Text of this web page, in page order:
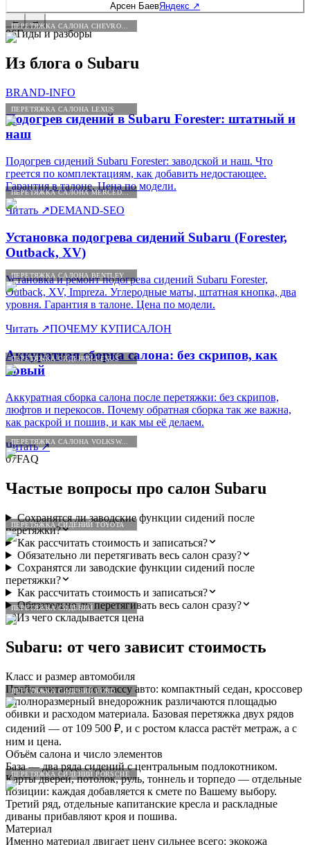
ПЕРЕТЯЖКА САЛОНА LEXUS
ПЕРЕТЯЖКА САЛОНА MERCEDES-BENZ
ПЕРЕТЯЖКА САЛОНА BENTLEY
ПЕРЕТЯЖКА СИДЕНИЙ LEXUS
ПЕРЕТЯЖКА САЛОНА VOLKSWAGEN
ПЕРЕТЯЖКА СИДЕНИЙ TOYOTA
ПЕРЕТЯЖКА СИДЕНИЙ
ПЕРЕТЯЖКА СИДЕНИЙ FORD
ПЕРЕТЯЖКА СИДЕНИЙ PORSCHE
хочу сказать мастеру установщику Александру и директору
компании Алексею за их профессионализм мне очень все
понравилось и буду рекомендовать всем своим знакомым кто
хочет доработать свой салон добавить каких-нибудь полезных
Арсен БаевЯндекс ↗
←
→
06Гиды и разборы
Из блога о Subaru
BRAND-INFO
Подогрев сидений в Subaru Forester: штатный и
наш
Подогрев сидений Subaru Forester: заводской и наш. Что
греется по комплектациям, как добавить недостающее.
Гарантия в талоне. Цена по модели.
Читать ↗DEMAND-SEO
Установка подогрева сидений Subaru (Forester,
Outback, XV)
Установка и ремонт подогрева сидений Subaru Forester,
Outback, XV, Impreza. Углеродные маты, штатная кнопка, два
уровня. Гарантия в талоне. Цена по модели.
Читать ↗ПОЧЕМУ КУПИСАЛОН
Аккуратная сборка салона: без скрипов, как
новый
Аккуратная сборка салона после перетяжки: без скрипов,
люфтов и перекосов. Почему обратная сборка так же важна,
как раскрой и пошив, и как мы её делаем.
Читать↗
07FAQ
Частые вопросы про салон Subaru
Сохранятся ли заводские функции сидений после
перетяжки?
Как рассчитать стоимость и записаться?
Обязательно ли перетягивать весь салон сразу?
Сохранятся ли заводские функции сидений после
перетяжки?
Как рассчитать стоимость и записаться?
Обязательно ли перетягивать весь салон сразу?
08Из чего складывается цена
Subaru: от чего зависит стоимость
Класс и размер автомобиля
Прайс считается по классу авто: компактный седан, кроссовер
и полноразмерный внедорожник различаются площадью
обивки и расходом материала. Базовая перетяжка двух рядов
сидений — от 109 500 ₽, и с ростом класса растёт метраж, а с
ним и цена.
Объём салона и число элементов
База — два ряда сидений с центральным подлокотником.
Карты дверей, потолок, руль, тоннель и торпедо — отдельные
позиции: каждая добавляется к смете по Вашему выбору.
Третий ряд, отдельные капитанские кресла и раскладные
диваны прибавляют кроя и пошива.
Материал
Именно материал двигает цену сильнее всего: экокожа